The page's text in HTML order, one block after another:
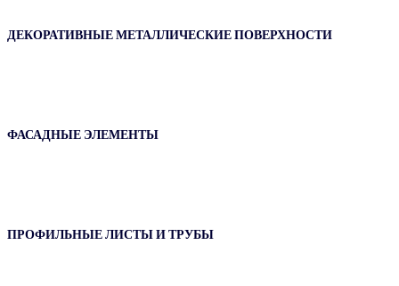
ДЕКОРАТИВНЫЕ МЕТАЛЛИЧЕСКИЕ ПОВЕРХНОСТИ
ФАСАДНЫЕ ЭЛЕМЕНТЫ
ПРОФИЛЬНЫЕ ЛИСТЫ И ТРУБЫ